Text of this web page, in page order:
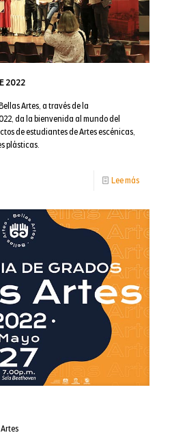
2022
Artes, a través de la
da la bienvenida al mundo del
de estudiantes de Artes escénicas,
plásticas.
Lee más-
de
2022